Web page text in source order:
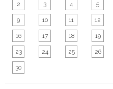
2 3 4 5
9 10 11 12
16 17 18 19
23 24 25 26
30